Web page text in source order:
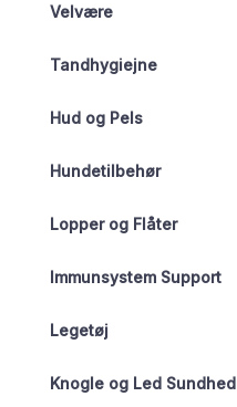
Velvære
Tandhygiejne
Hud og Pels
Hundetilbehør
Lopper og Flåter
Immunsystem Support
Legetøj
Knogle og Led Sundhed